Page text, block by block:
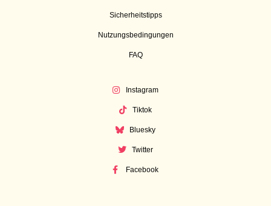
Sicherheitstipps
Nutzungsbedingungen
FAQ
Instagram
Tiktok
Bluesky
Twitter
Facebook